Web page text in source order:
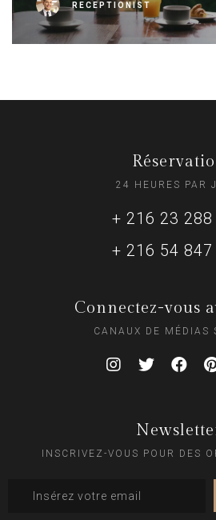
RECEPTIONIST
24 HEURES PAR
+ 216 23 288
+ 216 54 847
Connectez-vous
CANAUX DE MÉDIAS
INSCRIVEZ-VOUS POUR DES